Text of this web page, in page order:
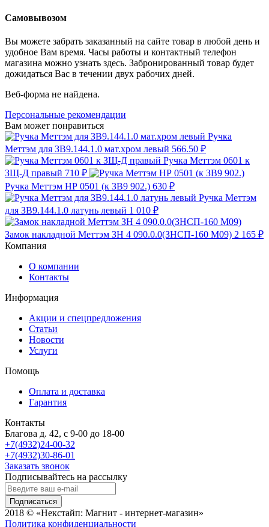
Самовывозом
Вы можете забрать заказанный на сайте товар в любой день и
удобное Вам время. Часы работы и контактный телефон
магазина можно узнать здесь. Забронированный товар будет
дожидаться Вас в течении двух рабочих дней.
Веб-форма не найдена.
Персональные рекомендации
Вам может понравиться
Ручка
Меттэм для ЗВ9.144.1.0 мат.хром левый 566.50 ₽
Ручка Меттэм 0601 к
ЗЩ-Д правый 710 ₽
Ручка Меттэм НР 0501 (к ЗВ9 902.) 630 ₽
Ручка Меттэм
для ЗВ9.144.1.0 латунь левый 1 010 ₽
Замок накладной Меттэм ЗН 4 090.0.0(ЗНСП-160 М09) 2 165 ₽
Компания
О компании
Контакты
Информация
Акции и спецпредложения
Статьи
Новости
Услуги
Помощь
Оплата и доставка
Гарантия
Контакты
Благова д. 42, с 9-00 до 18-00
+7(4932)24-00-32
+7(4932)30-86-01
Заказать звонок
Подписывайтесь на рассылку
Подписаться
2018 © «Некстайп: Магнит - интернет-магазин»
Политика конфиденциальности